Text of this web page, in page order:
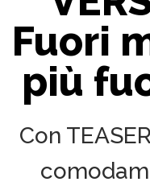
Fuori
più
Con